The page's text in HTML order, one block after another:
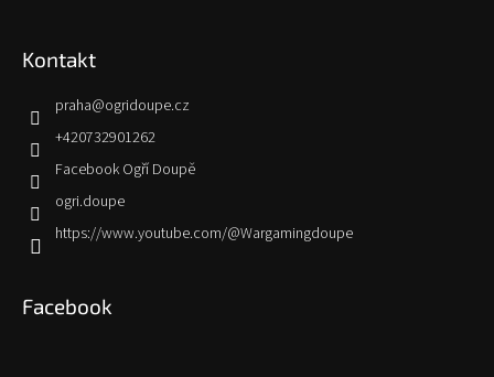
Kontakt
praha@ogridoupe.cz
+420732901262
Facebook Ogří Doupě
ogri.doupe
https://www.youtube.com/@Wargamingdoupe
Facebook